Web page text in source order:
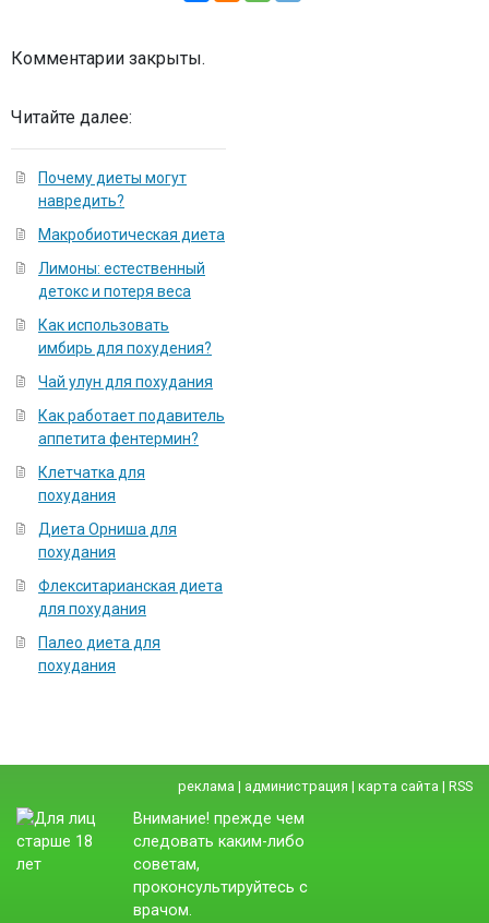
Комментарии закрыты.
Читайте далее:
Почему диеты могут
навредить?
Макробиотическая диета
Лимоны: естественный
детокс и потеря веса
Как использовать
имбирь для похудения?
Чай улун для похудания
Как работает подавитель
аппетита фентермин?
Клетчатка для
похудания
Диета Орниша для
похудания
Флекситарианская диета
для похудания
Палео диета для
похудания
реклама | администрация | карта сайта | RSS
Внимание! прежде чем
следовать каким-либо
советам,
проконсультируйтесь с
врачом.